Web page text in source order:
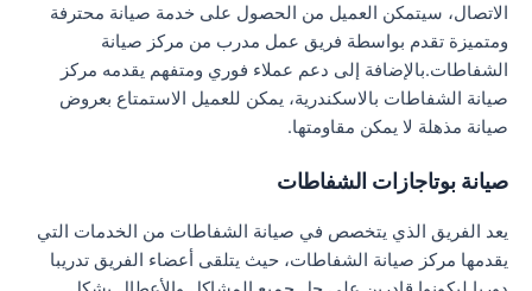
الاتصال، سيتمكن العميل من الحصول على خدمة صيانة محترفة
ومتميزة تقدم بواسطة فريق عمل مدرب من مركز صيانة
الشفاطات.بالإضافة إلى دعم عملاء فوري ومتفهم يقدمه مركز
صيانة الشفاطات بالاسكندرية، يمكن للعميل الاستمتاع بعروض
صيانة مذهلة لا يمكن مقاومتها.
صيانة بوتاجازات الشفاطات
يعد الفريق الذي يتخصص في صيانة الشفاطات من الخدمات التي
يقدمها مركز صيانة الشفاطات، حيث يتلقى أعضاء الفريق تدريبا